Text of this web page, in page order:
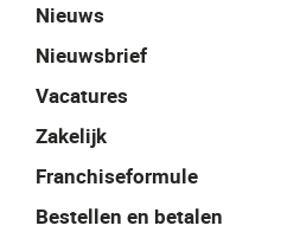
Nieuws
Nieuwsbrief
Vacatures
Zakelijk
Franchiseformule
Bestellen en betalen